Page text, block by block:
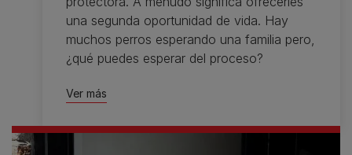
una segunda oportunidad de vida. Hay
muchos perros esperando una familia pero,
¿qué puedes esperar del proceso?
Ver más